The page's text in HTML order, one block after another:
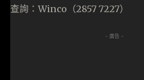
查詢：Winco（2857 7227）
- 廣告 -